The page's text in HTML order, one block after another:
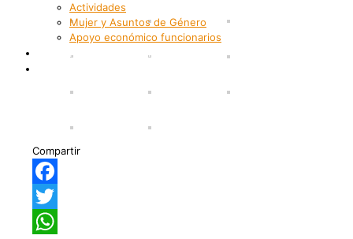
Actividades
Mujer y Asuntos de Género
Apoyo económico funcionarios
Internacionalización
Compartir
Facebook
Twitter